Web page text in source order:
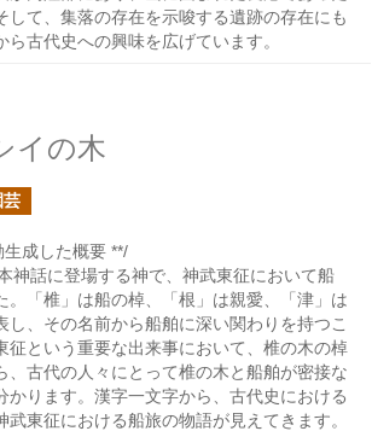
して、集落の存在を示唆する遺跡の存在にも
古代史への興味を広げています。
イの木
芸
生成した概要 **/
神話に登場する神で、神武東征において船
。「椎」は船の棹、「根」は親愛、「津」は
し、その名前から船舶に深い関わりを持つこ
征という重要な出来事において、椎の木の棹
、古代の人々にとって椎の木と船舶が密接な
かります。漢字一文字から、古代史における
東征における船旅の物語が見えてきます。